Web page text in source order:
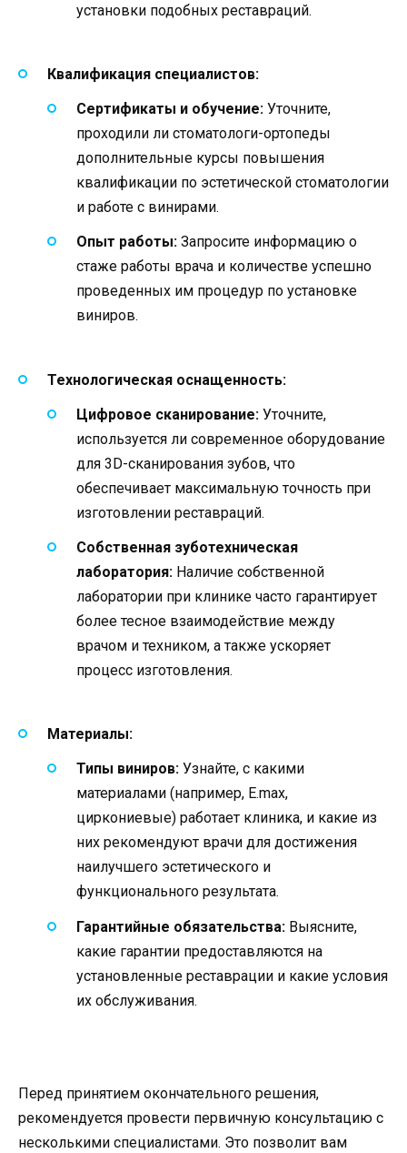
установки подобных реставраций.
Квалификация специалистов:
Сертификаты и обучение: Уточните,
проходили ли стоматологи-ортопеды
дополнительные курсы повышения
квалификации по эстетической стоматологии
и работе с винирами.
Опыт работы: Запросите информацию о
стаже работы врача и количестве успешно
проведенных им процедур по установке
виниров.
Технологическая оснащенность:
Цифровое сканирование: Уточните,
используется ли современное оборудование
для 3D-сканирования зубов, что
обеспечивает максимальную точность при
изготовлении реставраций.
Собственная зуботехническая
лаборатория: Наличие собственной
лаборатории при клинике часто гарантирует
более тесное взаимодействие между
врачом и техником, а также ускоряет
процесс изготовления.
Материалы:
Типы виниров: Узнайте, с какими
материалами (например, E.max,
циркониевые) работает клиника, и какие из
них рекомендуют врачи для достижения
наилучшего эстетического и
функционального результата.
Гарантийные обязательства: Выясните,
какие гарантии предоставляются на
установленные реставрации и какие условия
их обслуживания.
Перед принятием окончательного решения,
рекомендуется провести первичную консультацию с
несколькими специалистами. Это позволит вам